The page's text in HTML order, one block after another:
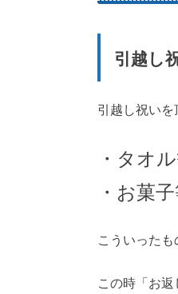
引越し
引越し祝いを
・タオ
・お菓
こういった
この時「お